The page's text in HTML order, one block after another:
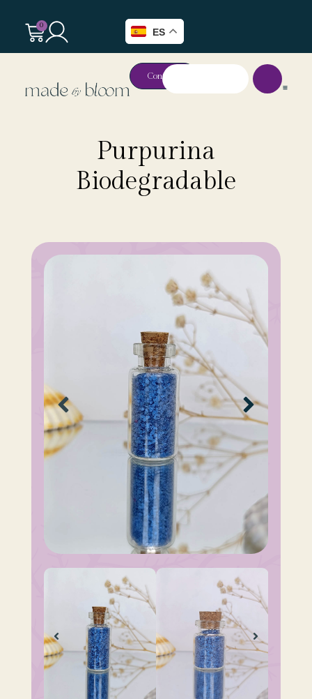
ES
0
Contacto
Purpurina
Biodegradable